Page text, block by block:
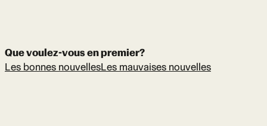
Que voulez-vous en premier?
Les bonnes nouvellesLes mauvaises nouvelles